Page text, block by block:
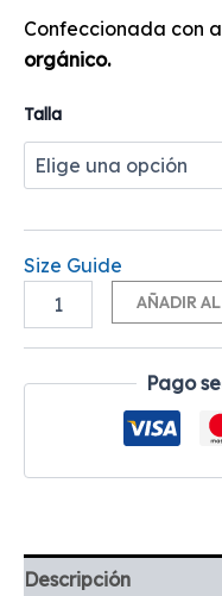
Confeccionada con
orgánico.
Talla
Size Guide
AÑADIR
Pago
Descripción